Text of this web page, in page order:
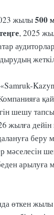
жылы500
, 2025
шешу
жылға дейін
беру
мәселесін
арылуға
өткен жылы